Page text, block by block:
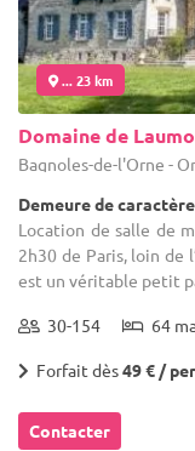
... 23 km
Domaine de
Bagnoles-de-l'Orne -
Demeure de
Location de salle de
2h30 de Paris, loin de
est un véritable petit
30-154 64
Forfait dès49 € /
Contacter